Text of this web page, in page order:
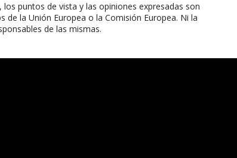
puntos de vista y las opiniones expresadas son
la Unión Europea o la Comisión Europea. Ni la
de las mismas.